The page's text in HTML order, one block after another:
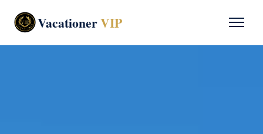
VacationerVIP